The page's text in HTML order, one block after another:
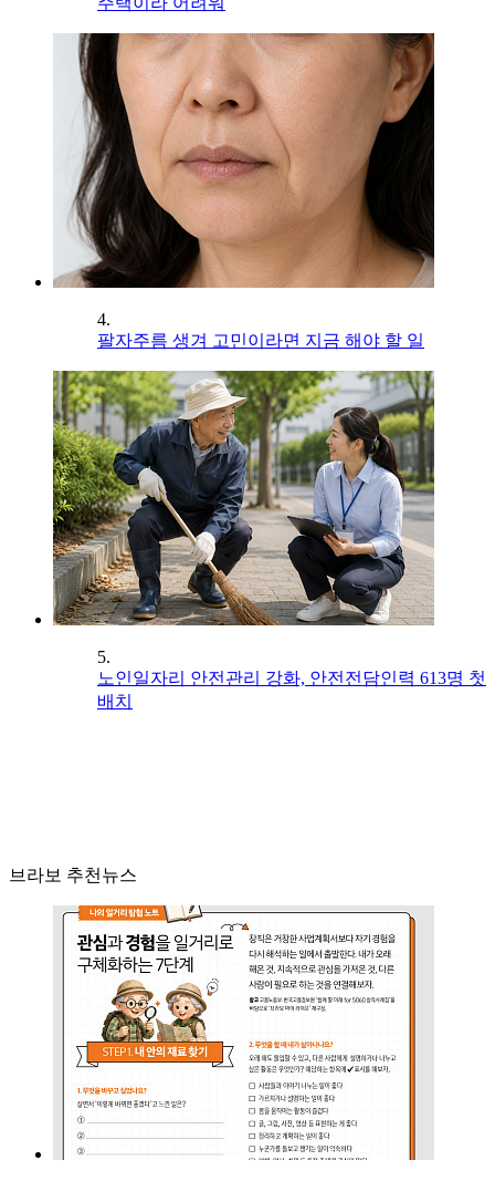
4.
팔자주름 생겨 고민이라면 지금 해야 할 일
5.
노인일자리 안전관리 강화, 안전전담인력 613명 첫
배치
브라보 추천뉴스